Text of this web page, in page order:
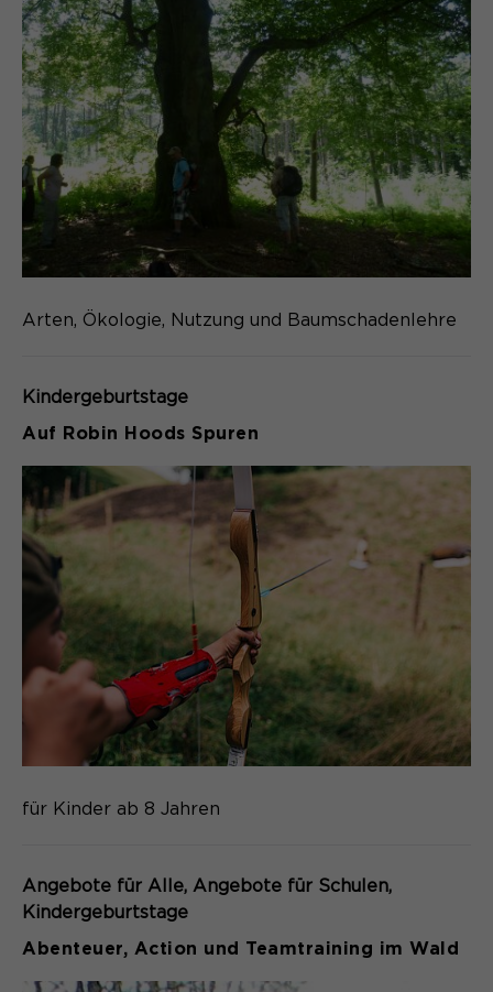
Arten, Ökologie, Nutzung und Baumschadenlehre
Kindergeburtstage
Auf Robin Hoods Spuren
für Kinder ab 8 Jahren
Angebote für Alle Angebote für Schulen
Kindergeburtstage
Abenteuer, Action und Teamtraining im Wald